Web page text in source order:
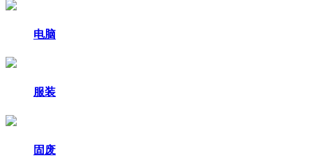
电脑
服装
固废